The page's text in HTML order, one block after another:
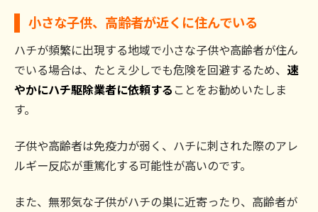
小さな子供、高齢者が近くに住んでいる
ハチが頻繁に出現する地域で小さな子供や高齢者が住ん
でいる場合は、たとえ少しでも危険を回避するため、 速
やかにハチ駆除業者に依頼する ことをお勧めいたしま
す。
子供や高齢者は免疫力が弱く、ハチに刺された際のアレ
ルギー反応が重篤化する可能性が高いのです。
また、無邪気な子供がハチの巣に近寄ったり、高齢者が